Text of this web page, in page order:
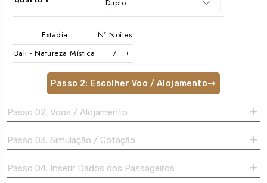
Duplo
Estadia
Nº Noites
Bali - Natureza Mística
Passo 2: Escolher Voo / Alojamento
Passo 02. Voos / Alojamento
Passo 03. Simulação / Cotação
Passo 04. Inserir Dados dos Passageiros